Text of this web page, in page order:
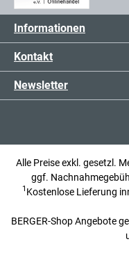
Informationen
Kontakt
Newsletter
Alle Preise exkl. gesetzl.
ggf.
1 Kostenlose Lieferung
BERGER-Shop Angebote